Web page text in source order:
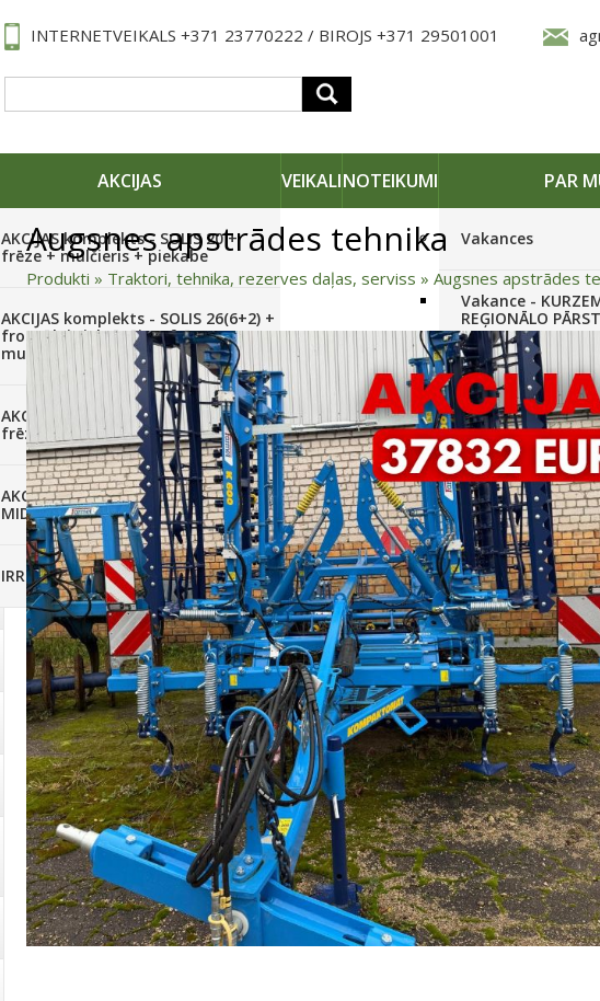
INTERNETVEIKALS +371 23770222 / BIROJS +371 29501001
AKCIJAS
AKCIJAS komplekts - SOLIS 20 +
frēze + mulčieris + piekabe
AKCIJAS komplekts - SOLIS 26(6+2) +
frontālais iekrāvējs + frēze +
mulčieris + piekabe
AKCIJAS komplekts - SOLIS 26 HST +
frēze + mulčieris
AKCIJAS komplekts - SOLIS 26 HST +
MID MOWER + piekabe
IRRITEC Pilienlaistīšanas komplekti
VEIKALINOTEIKUMI PAR
Vakances
Vakance -
REĢIONĀLO
Vakance -
STRĀDNIEKU
Pieteikties
Augsnes apstrādes tehnika
Produkti » Traktori, tehnika, rezerves daļas, serviss » Augsnes apstrādes